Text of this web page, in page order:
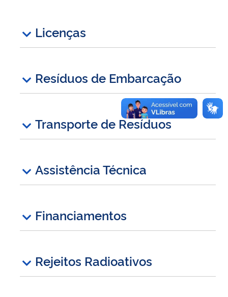
Licenças
Resíduos de Embarcação
Transporte de Resíduos
Assistência Técnica
Financiamentos
Rejeitos Radioativos